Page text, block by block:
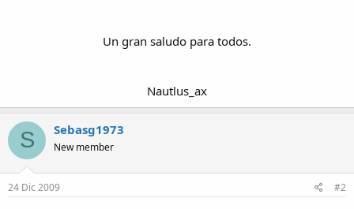
Un gran saludo para todos.​
Nautlus_ax​
S Sebasg1973
New member
24 Dic 2009 #2